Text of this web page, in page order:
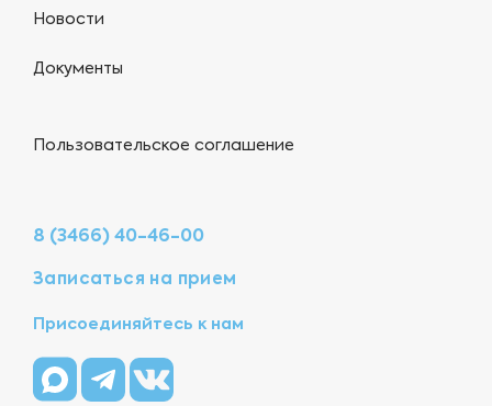
Новости
Документы
Пользовательское соглашение
8 (3466) 40-46-00
Записаться на прием
Присоединяйтесь к нам